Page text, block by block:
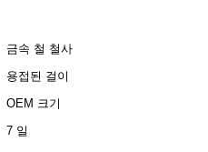
금속 철 철사
용접된 걸이
OEM 크기
7 일